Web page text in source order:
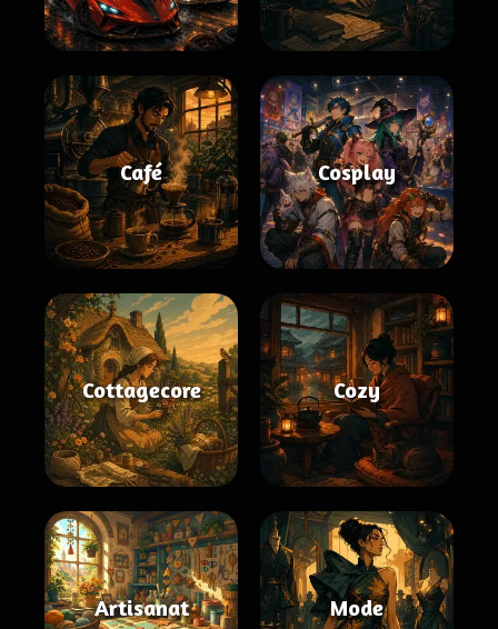
Café Cosplay
Cottagecore Cozy
Artisanat Mode